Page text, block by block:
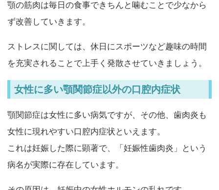
顎の筋肉は毎日の食事できちんと噛むことで少なから
ず改善していきます。
ストレスに関しては、休日にスポーツなど趣味の時間
を充実されることで上手く発散させていきましょう。
女性に多い顎関節症以外の口腔内症状
顎関節症は女性に多い病気ですが、その他、歯肉炎も
女性に現れやすい口腔内症状といえます。
これは妊娠した際に顕著で、「妊娠性歯肉炎」という
病名が実際に存在しています。